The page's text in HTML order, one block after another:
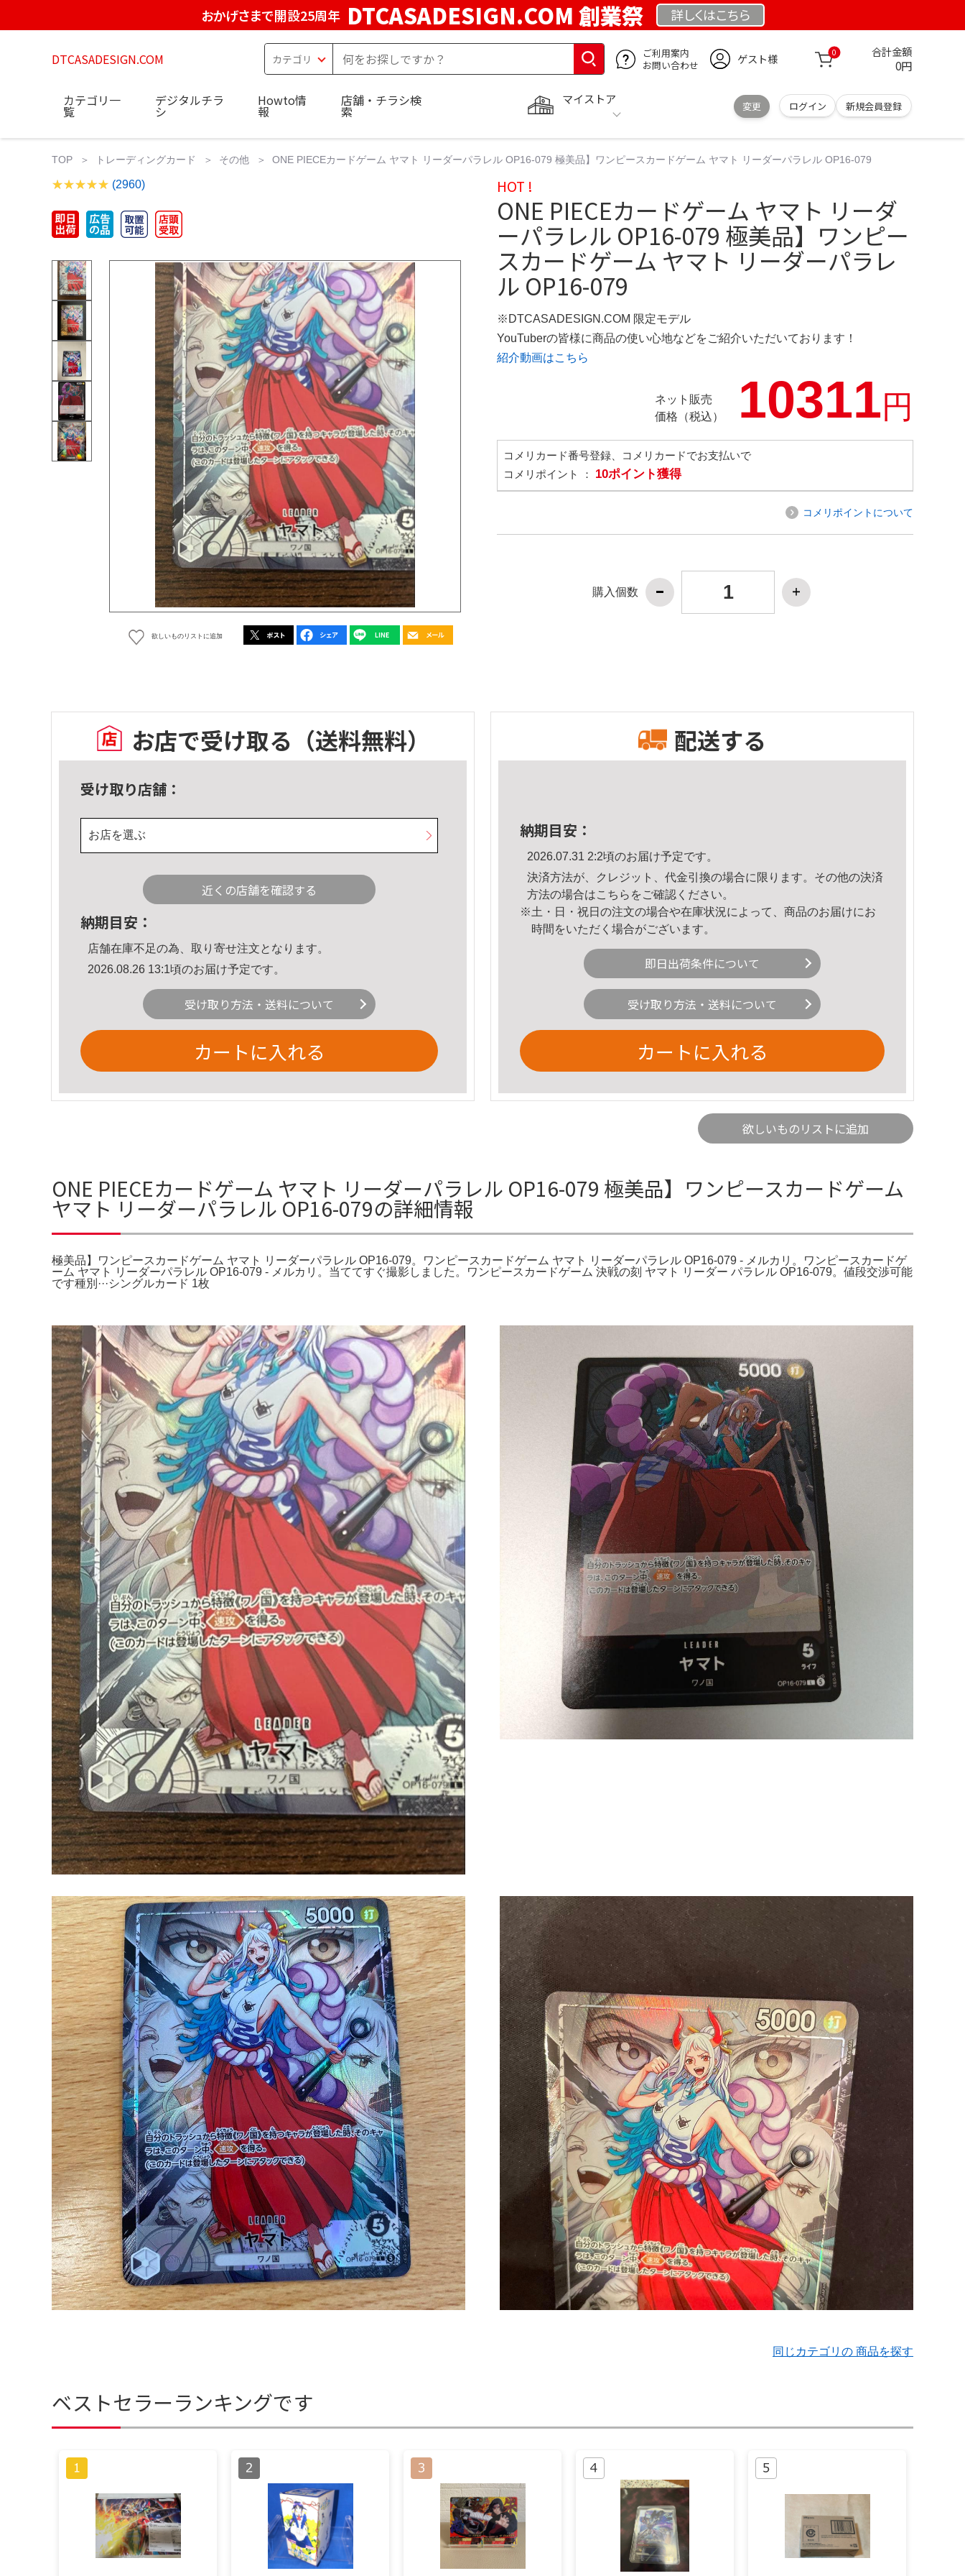
おかげさまで開設25周年 DTCASADESIGN.COM 創業祭 詳しくはこちら
DTCASADESIGN.COM
ご利用案内
お問い合わせ
ゲスト様 0 合計金額
0円
マイストア
変更 ログイン 新規会員登録
カテゴリ一
覧
デジタルチラ
シ
Howto情
報
店舗・チラシ検
索
TOP トレーディングカード その他 ONE PIECEカードゲーム ヤマト リーダーパラレル OP16-079 極美品】ワンピースカードゲーム ヤマト リーダーパラレル OP16-079
(2960)
欲しいものリストに追加
HOT !
ONE PIECEカードゲーム ヤマト リーダ
ーパラレル OP16-079 極美品】ワンピー
スカードゲーム ヤマト リーダーパラレ
ル OP16-079
※DTCASADESIGN.COM 限定モデル
YouTuberの皆様に商品の使い心地などをご紹介いただいております！
紹介動画はこちら
ネット販売
価格（税込）
10311円
コメリカード番号登録、コメリカードでお支払いで
コメリポイント ： 10ポイント獲得
コメリポイントについて
購入個数
お店で受け取る （送料無料）
受け取り店舗：
お店を選ぶ
近くの店舗を確認する
納期目安：
店舗在庫不足の為、取り寄せ注文となります。
2026.08.26 13:1頃のお届け予定です。
受け取り方法・送料について
カートに入れる
配送する
納期目安：
2026.07.31 2:2頃のお届け予定です。
決済方法が、クレジット、代金引換の場合に限ります。その他の決済
方法の場合はこちら をご確認ください。
※土・日・祝日の注文の場合や在庫状況によって、商品のお届けにお
時間をいただく場合がございます。
即日出荷条件について
受け取り方法・送料について
カートに入れる
欲しいものリストに追加
ONE PIECEカードゲーム ヤマト リーダーパラレル OP16-079 極美品】ワンピースカードゲーム
ヤマト リーダーパラレル OP16-079の詳細情報
極美品】ワンピースカードゲーム ヤマト リーダーパラレル OP16-079。ワンピースカードゲーム ヤマト リーダーパラレル OP16-079 - メルカリ。ワンピースカードゲ
ーム ヤマト リーダーパラレル OP16-079 - メルカリ。当ててすぐ撮影しました。ワンピースカードゲーム 決戦の刻 ヤマト リーダー パラレル OP16-079。値段交渉可能
です種別···シングルカード 1枚
同じカテゴリの 商品を探す
ベストセラーランキングです